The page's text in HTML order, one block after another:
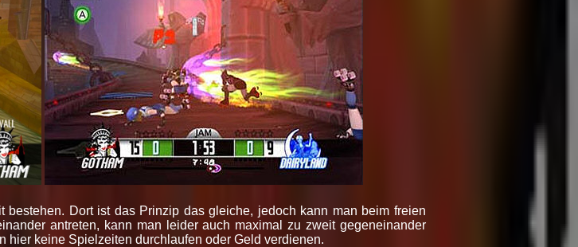
Dort ist das Prinzip das gleiche, jedoch kann man beim freien
antreten, kann man leider auch maximal zu zweit gegeneinander
hier keine Spielzeiten durchlaufen oder Geld verdienen.